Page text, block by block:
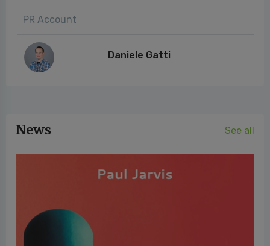
PR Account
Daniele Gatti
News See all